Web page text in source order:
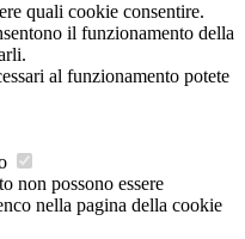
quali cookie consentire.
il funzionamento della
al funzionamento potete
non possono essere
nella pagina della cookie